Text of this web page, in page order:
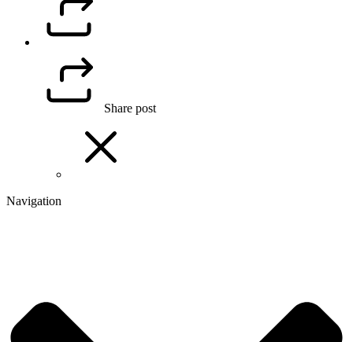
Share post
Navigation